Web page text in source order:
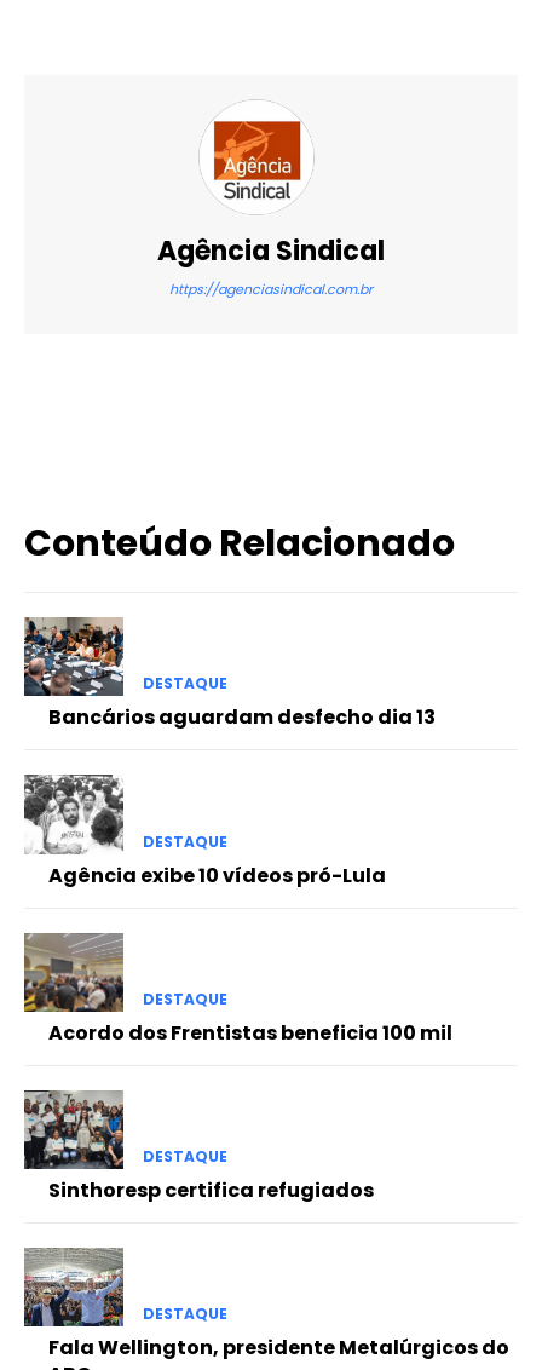
Agência Sindical
https://agenciasindical.com.br
Conteúdo Relacionado
DESTAQUE
Bancários aguardam desfecho dia 13
DESTAQUE
Agência exibe 10 vídeos pró-Lula
DESTAQUE
Acordo dos Frentistas beneficia 100 mil
DESTAQUE
Sinthoresp certifica refugiados
DESTAQUE
Fala Wellington, presidente Metalúrgicos do